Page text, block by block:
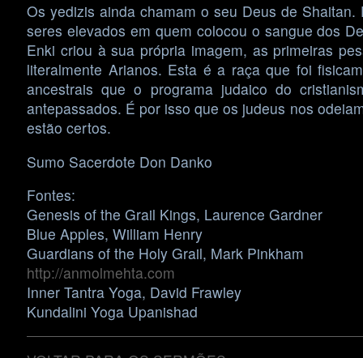
Os yedizis ainda chamam o seu Deus de
seres elevados em quem colocou o sangue dos
Enki criou à sua própria imagem, as primeiras
literalmente Arianos. Esta é a raça que foi
ancestrais que o programa judaico do
antepassados. É por isso que os judeus nos
estão certos.
Sumo Sacerdote Don Danko
Fontes:
Genesis of the Grail Kings, Laurence Gardner
Blue Apples, William Henry
Guardians of the Holy Grail, Mark Pinkham
http://anmolmehta.com
Inner Tantra Yoga, David Frawley
Kundalini Yoga Upanishad